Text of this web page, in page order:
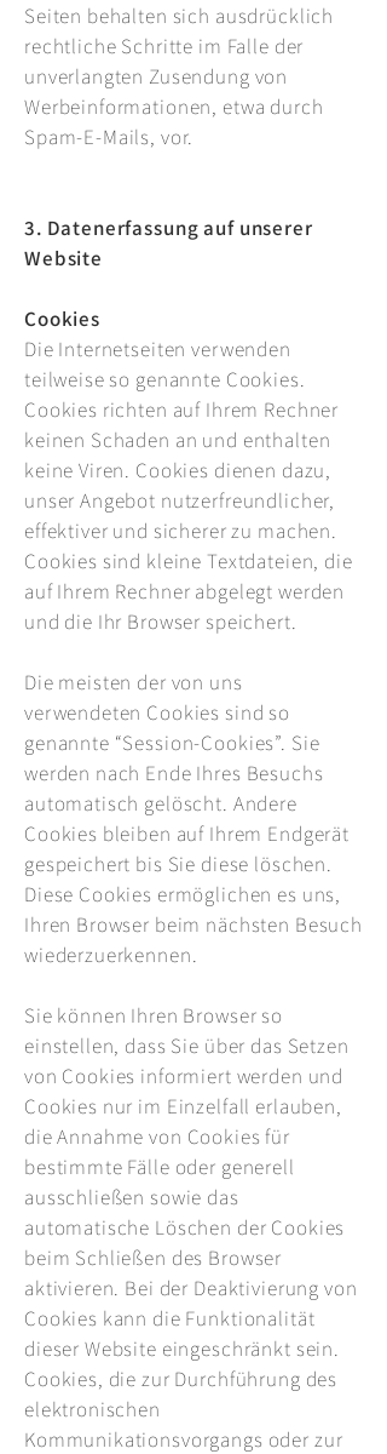
Seiten behalten sich ausdrücklich
rechtliche Schritte im Falle der
unverlangten Zusendung von
Werbeinformationen, etwa durch
Spam-E-Mails, vor.
3. Datenerfassung auf unserer
Website
Cookies
Die Internetseiten verwenden
teilweise so genannte Cookies.
Cookies richten auf Ihrem Rechner
keinen Schaden an und enthalten
keine Viren. Cookies dienen dazu,
unser Angebot nutzerfreundlicher,
effektiver und sicherer zu machen.
Cookies sind kleine Textdateien, die
auf Ihrem Rechner abgelegt werden
und die Ihr Browser speichert.
Die meisten der von uns
verwendeten Cookies sind so
genannte “Session-Cookies”. Sie
werden nach Ende Ihres Besuchs
automatisch gelöscht. Andere
Cookies bleiben auf Ihrem Endgerät
gespeichert bis Sie diese löschen.
Diese Cookies ermöglichen es uns,
Ihren Browser beim nächsten Besuch
wiederzuerkennen.
Sie können Ihren Browser so
einstellen, dass Sie über das Setzen
von Cookies informiert werden und
Cookies nur im Einzelfall erlauben,
die Annahme von Cookies für
bestimmte Fälle oder generell
ausschließen sowie das
automatische Löschen der Cookies
beim Schließen des Browser
aktivieren. Bei der Deaktivierung von
Cookies kann die Funktionalität
dieser Website eingeschränkt sein.
Cookies, die zur Durchführung des
elektronischen
Kommunikationsvorgangs oder zur